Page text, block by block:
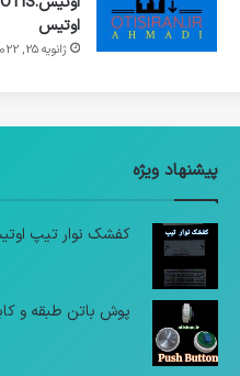
اوتیس
ژانویه 25, 2022
پیشنهاد ویژه
کفشک نوار تیپ
پوش باتن طبقه و